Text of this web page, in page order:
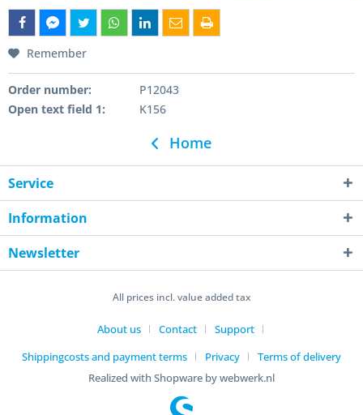
Remember
Order number:
P12043
Open text field 1:
K156
Home
Service
Information
Newsletter
All prices incl. value added tax
About us Contact
Support
Shippingcosts and payment terms
Privacy
Terms of delivery
Realized with Shopware by webwerk.nl